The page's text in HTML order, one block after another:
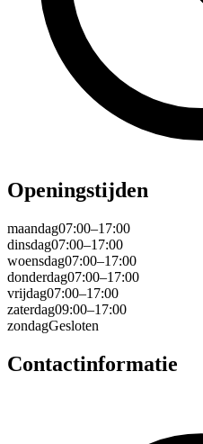
Openingstijden
maandag07:00–17:00
dinsdag07:00–17:00
woensdag07:00–17:00
donderdag07:00–17:00
vrijdag07:00–17:00
zaterdag09:00–17:00
zondagGesloten
Contactinformatie